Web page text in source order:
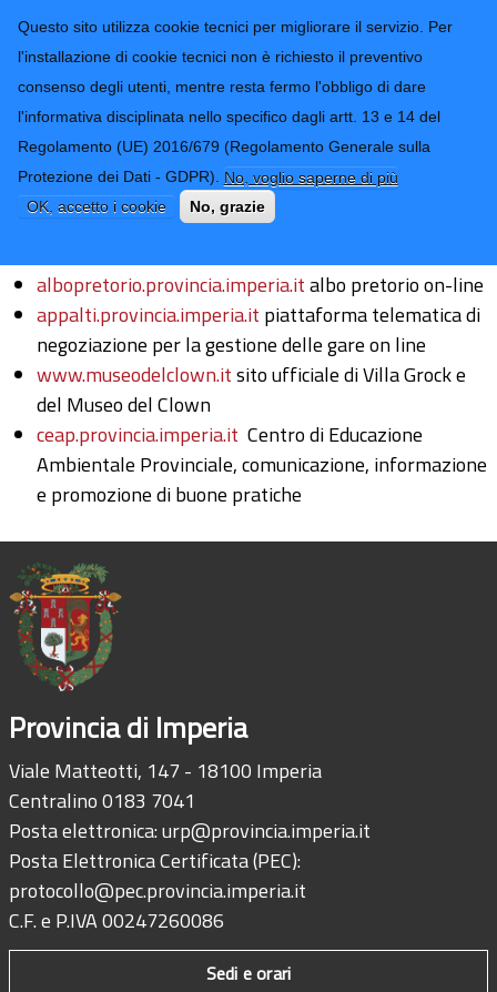
Questo sito utilizza cookie tecnici per migliorare il servizio. Per
l'installazione di cookie tecnici non è richiesto il preventivo
consenso degli utenti, mentre resta fermo l'obbligo di dare
l'informativa disciplinata nello specifico dagli artt. 13 e 14 del
Regolamento (UE) 2016/679 (Regolamento Generale sulla
Protezione dei Dati - GDPR). No, voglio saperne di più
OK, accetto i cookie
No, grazie
Provincia di
Imperia
CONTATTI-URP
TRASPARENZA
Form di ricerca
Elenco siti tematici
albopretorio.provincia.imperia.italbo pretorio on-line
appalti.provincia.imperia.it piattaforma telematica di
negoziazione per la gestione delle gare on line
www.museodelclown.itsito ufficiale di Villa Grock e
del Museo del Clown
ceap.provincia.imperia.it Centro di Educazione
Ambientale Provinciale, comunicazione, informazione
e promozione di buone pratiche
Provincia di Imperia
Viale Matteotti, 147 - 18100 Imperia
Centralino 0183 7041
Posta elettronica:urp@provincia.imperia.it
Posta Elettronica Certificata (PEC):
protocollo@pec.provincia.imperia.it
C.F. e P.IVA 00247260086
Sedi e orari